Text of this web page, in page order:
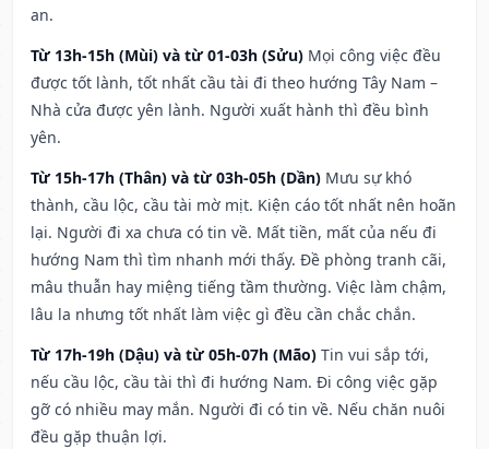
an.
Từ 13h-15h (Mùi) và từ 01-03h (Sửu) Mọi công việc đều
được tốt lành, tốt nhất cầu tài đi theo hướng Tây Nam –
Nhà cửa được yên lành. Người xuất hành thì đều bình
yên.
Từ 15h-17h (Thân) và từ 03h-05h (Dần) Mưu sự khó
thành, cầu lộc, cầu tài mờ mịt. Kiện cáo tốt nhất nên hoãn
lại. Người đi xa chưa có tin về. Mất tiền, mất của nếu đi
hướng Nam thì tìm nhanh mới thấy. Đề phòng tranh cãi,
mâu thuẫn hay miệng tiếng tầm thường. Việc làm chậm,
lâu la nhưng tốt nhất làm việc gì đều cần chắc chắn.
Từ 17h-19h (Dậu) và từ 05h-07h (Mão) Tin vui sắp tới,
nếu cầu lộc, cầu tài thì đi hướng Nam. Đi công việc gặp
gỡ có nhiều may mắn. Người đi có tin về. Nếu chăn nuôi
đều gặp thuận lợi.